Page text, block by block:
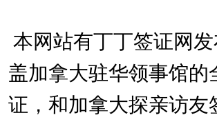
本网站有丁丁签证网
盖加拿大驻华领事馆
证，和加拿大探亲访